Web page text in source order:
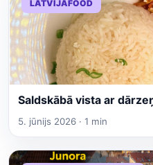
LATVIJAFOOD
Saldskābā vista ar
5. jūnijs 2026 · 1 min